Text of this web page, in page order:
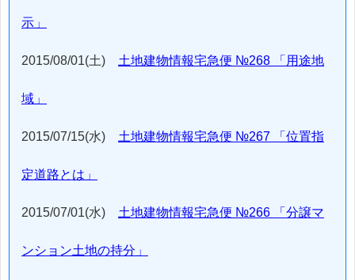
示」
2015/08/01(土) 土地建物情報宅急便 №268 「用途地
域」
2015/07/15(水) 土地建物情報宅急便 №267 「位置指
定道路とは」
2015/07/01(水) 土地建物情報宅急便 №266 「分譲マ
ンション土地の持分」